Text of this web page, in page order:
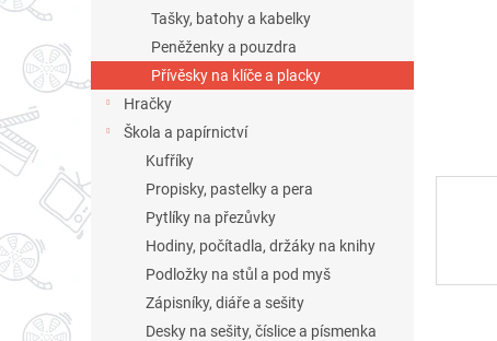
Tašky, batohy a kabelky
Peněženky a pouzdra
Přívěsky na klíče a placky
Hračky
Škola a papírnictví
Kufříky
Propisky, pastelky a pera
Pytlíky na přezůvky
Hodiny, počítadla, držáky na knihy
Podložky na stůl a pod myš
Zápisníky, diáře a sešity
Desky na sešity, číslice a písmenka